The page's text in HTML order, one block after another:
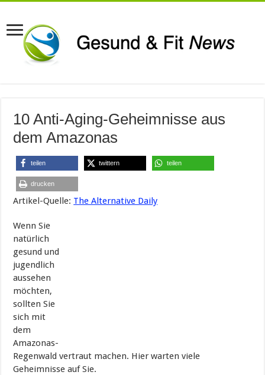
10 Anti-Aging-Geheimnisse aus
dem Amazonas
teilen twittern teilen
drucken
Artikel-Quelle: The Alternative Daily
Wenn Sie
natürlich
gesund und
jugendlich
aussehen
möchten,
sollten Sie
sich mit
dem
Amazonas-
Regenwald vertraut machen. Hier warten viele
Geheimnisse auf Sie.